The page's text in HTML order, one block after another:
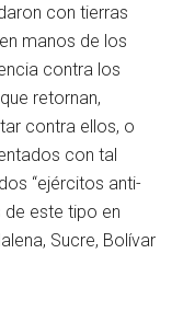
con tierras
manos de los
contra los
retornan,
contra ellos, o
con tal
“ejércitos anti-
de este tipo en
Sucre, Bolívar